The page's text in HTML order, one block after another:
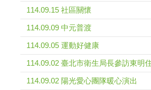
114.09.15 社區關懷
114.09.09 中元普渡
114.09.05 運動好健康
114.09.02 臺北市衛生局長參訪東明
114.09.02 陽光愛心團隊暖心演出